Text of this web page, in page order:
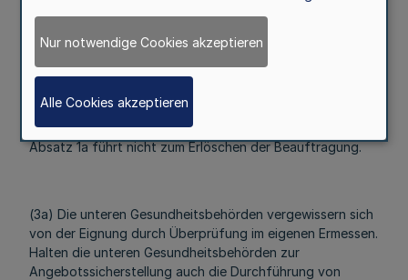
der Testungen im Sinne der Coronavirus-Testverordnung
vorgenommen werden, sie umfassen nur die konkrete
Teststelle und – soweit es sich nicht ausdrücklich um eine
Tätigkeit an dem von der Beauftragung umfassten
Standort. Ein vorübergehendes Aussetzen nach § 3a
Absatz 1a führt nicht zum Erlöschen der Beauftragung.
(3a) Die unteren Gesundheitsbehörden vergewissern sich
von der Eignung durch Überprüfung im eigenen Ermessen.
Halten die unteren Gesundheitsbehörden zur
Angebotssicherstellung auch die Durchführung von
Nur notwendige Cookies akzeptieren
Alle Cookies akzeptieren